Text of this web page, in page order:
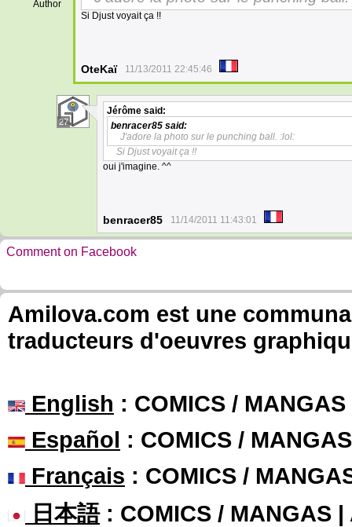
Author
Si Djust voyait ça !!
OteKaï 11/13/2011 22:45:46
27
Jérôme said:
benracer85 said:
J'adore la photo sur le punching ball. :lol:
Si Djust voyait ça !!
oui j'imagine. ^^
benracer85 11/14/2011 11:43:01
Comment on Facebook
Amilova.com est une
traducteurs d'oeuvres
English : COMICS /
Español : COMICS /
Français : COMICS /
日本語: COMICS / MANGAS |